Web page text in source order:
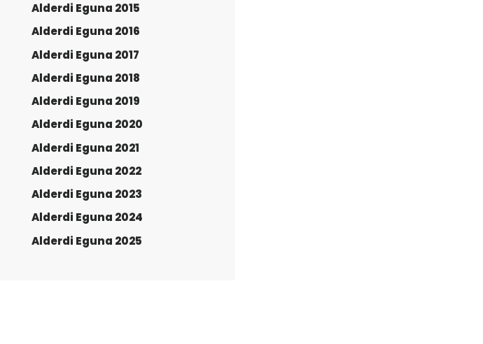
Alderdi Eguna 2015
Alderdi Eguna 2016
Alderdi Eguna 2017
Alderdi Eguna 2018
Alderdi Eguna 2019
Alderdi Eguna 2020
Alderdi Eguna 2021
Alderdi Eguna 2022
Alderdi Eguna 2023
Alderdi Eguna 2024
Alderdi Eguna 2025